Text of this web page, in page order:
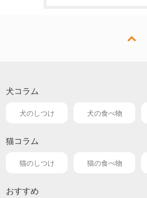
犬コラム
犬のしつけ 犬の食べ物
猫コラム
猫のしつけ 猫の食べ物
おすすめ